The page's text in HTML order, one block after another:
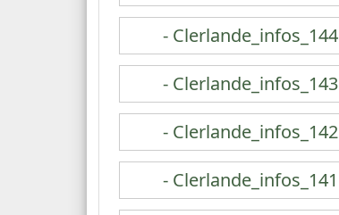
- Clerlande_infos_144
- Clerlande_infos_143
- Clerlande_infos_142
- Clerlande_infos_141